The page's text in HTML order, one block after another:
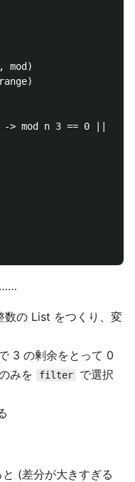
n 3 == 0 || mod
……
の List をつくり、変
3 の剰余をとって 0
みを
filter
で選択
(差分が大きすぎる